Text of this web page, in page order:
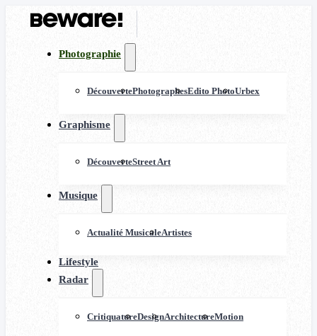
Photographie
DécouvertePhotographesEdito PhotoUrbex
Graphisme
DécouverteStreet Art
Musique
Actualité MusicaleArtistes
Lifestyle
Radar
CritiquatureDesignArchitectureMotion